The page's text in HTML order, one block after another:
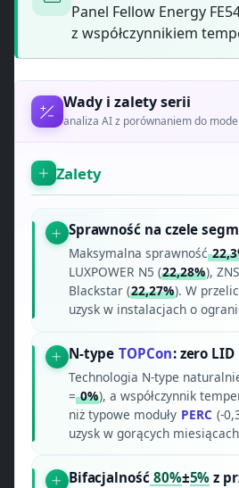
Panel Fellow Energy
z współczynnikiem
Wady i zalety serii
analiza AI z porównaniem do
Zalety
Sprawność na czele
Maksymalna sprawność
LUXPOWER N5 (22,28%),
Blackstar (22,27%). W
uzysk w instalacjach o
N-type TOPCon: zero
Technologia N-type
=0%), a współczynnik
niż typowe moduły PERC (-
uzysk w gorących
Bifacjalność80%±5% z